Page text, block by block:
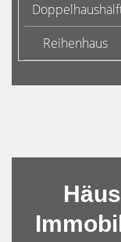
Reihenhaus